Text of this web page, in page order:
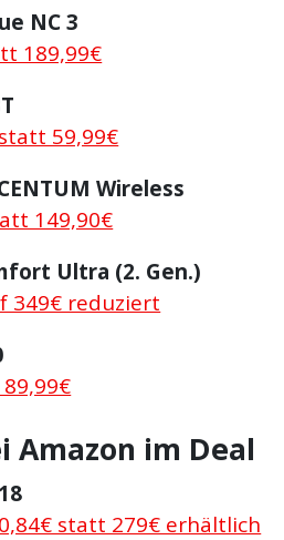
NC 3
189,99€
59,99€
Wireless
149,90€
Ultra (2. Gen.)
349€ reduziert
Amazon im Deal
statt 279€ erhältlich